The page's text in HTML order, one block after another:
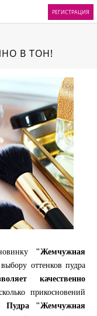
РЕГИСТРАЦИЯ
В ТОН!
"Жемчужная
оттенков пудра
качественно
прикосновений
Пудра "Жемчужная